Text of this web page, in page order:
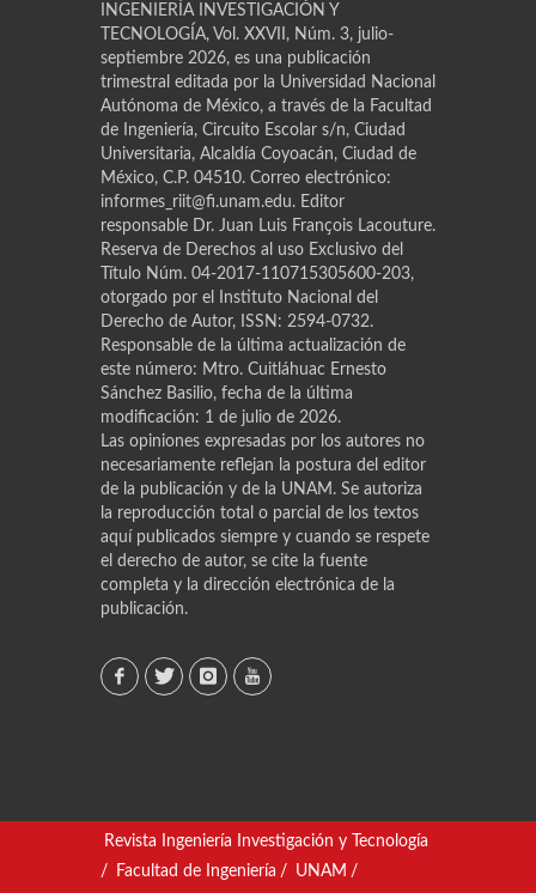
INGENIERÍA INVESTIGACIÓN Y
TECNOLOGÍA, Vol. XXVII, Núm. 3, julio-
septiembre 2026, es una publicación
trimestral editada por la Universidad Nacional
Autónoma de México, a través de la Facultad
de Ingeniería, Circuito Escolar s/n, Ciudad
Universitaria, Alcaldía Coyoacán, Ciudad de
México, C.P. 04510. Correo electrónico:
informes_riit@fi.unam.edu. Editor
responsable Dr. Juan Luis Franҫois Lacouture.
Reserva de Derechos al uso Exclusivo del
Título Núm. 04-2017-110715305600-203,
otorgado por el Instituto Nacional del
Derecho de Autor, ISSN: 2594-0732.
Responsable de la última actualización de
este número: Mtro. Cuitláhuac Ernesto
Sánchez Basilio, fecha de la última
modificación: 1 de julio de 2026.
Las opiniones expresadas por los autores no
necesariamente reflejan la postura del editor
de la publicación y de la UNAM. Se autoriza
la reproducción total o parcial de los textos
aquí publicados siempre y cuando se respete
el derecho de autor, se cite la fuente
completa y la dirección electrónica de la
publicación.
Revista Ingeniería Investigación y Tecnología
/
Facultad de Ingeniería / UNAM /